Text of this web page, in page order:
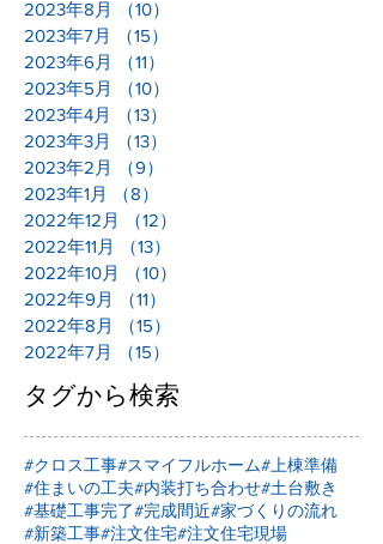
2023年8月
（10）
2023年7月
（15）
2023年6月
（11）
2023年5月
（10）
2023年4月
（13）
2023年3月
（13）
2023年2月
（9）
2023年1月
（8）
2022年12月
（12）
2022年11月
（13）
2022年10月
（10）
2022年9月
（11）
2022年8月
（15）
2022年7月
（15）
タグから検索
#クロス工事#スマイフルホーム#上棟準備
#住まいの工夫#内装打ち合わせ#土台敷き
#基礎工事完了#完成間近#家づくりの流れ
#新築工事#注文住宅#注文住宅現場